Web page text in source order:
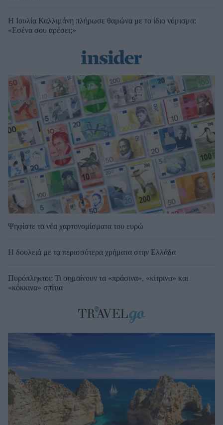
Η Ιουλία Καλλιμάνη πλήρωσε θαμώνα με το ίδιο νόμισμα:
«Εσένα σου αρέσει;»
Ψηφίστε τα νέα χαρτονομίσματα του ευρώ
Η δουλειά με τα περισσότερα χρήματα στην Ελλάδα
Πυρόπληκτοι: Τι σημαίνουν τα «πράσινα», «κίτρινα» και
«κόκκινα» σπίτια